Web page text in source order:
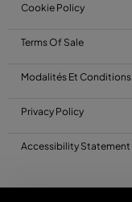
Cookie Policy
Terms Of Sale
Modalités Et Conditions
Privacy Policy
Accessibility Statement